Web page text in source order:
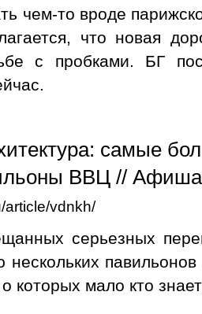
чем-то вроде
что новая
с пробками. БГ
самые
ВВЦ //
article/vdnkh/
серьезных
нескольких
которых мало кто